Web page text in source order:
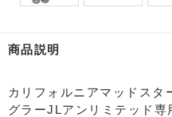
商品説明
カリフォルニアマッドスタ
グラーJLアンリミテッド